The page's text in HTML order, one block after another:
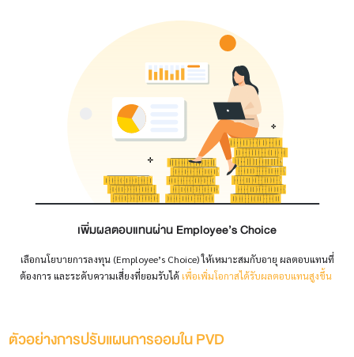
เพิ่มผลตอบแทนผ่าน Employee’s Choice
เลือกนโยบายการลงทุน (Employee’s Choice) ให้เหมาะสมกับอายุ ผลตอบแทนที่
ต้องการ และระดับความเสี่ยงที่ยอมรับได้ เพื่อเพิ่มโอกาสได้รับผลตอบแทนสูงขึ้น
ตัวอย่างการปรับแผนการออมใน PVD